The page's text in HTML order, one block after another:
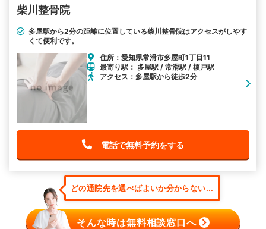
柴川整骨院
多屋駅から2分の距離に位置している柴川整骨院はアクセスがしやす
くて便利です。
住所：愛知県常滑市多屋町1丁目11
最寄り駅： 多屋駅 / 常滑駅 / 榎戸駅
アクセス：多屋駅から徒歩2分
電話で無料予約をする
どの通院先を選べばよいか分からない...
そんな時は無料相談窓口へ